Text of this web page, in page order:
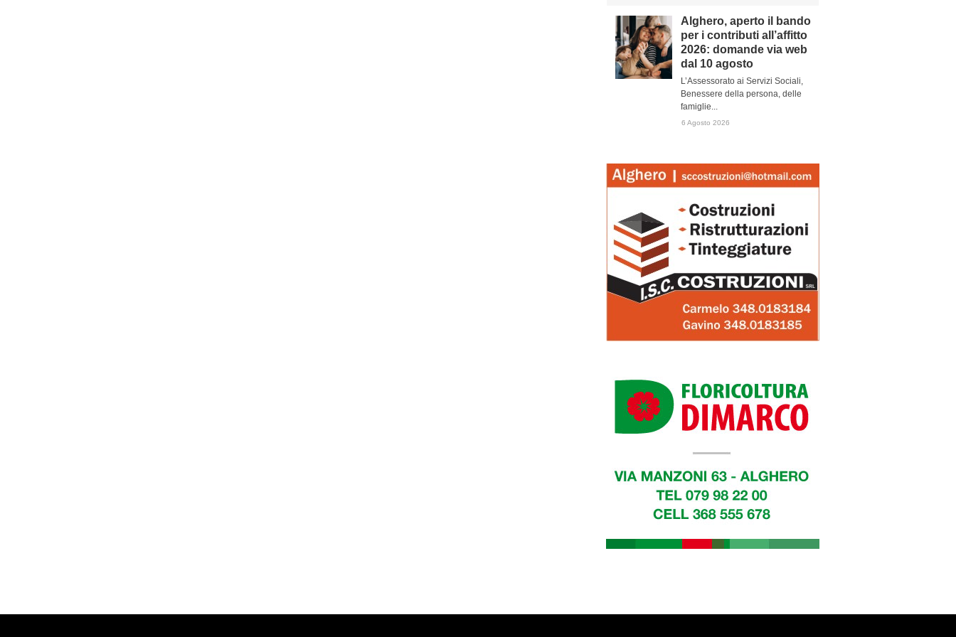
Alghero, aperto il bando
per i contributi all’affitto
2026: domande via web
dal 10 agosto
L’Assessorato ai Servizi Sociali,
Benessere della persona, delle
famiglie...
6 Agosto 2026